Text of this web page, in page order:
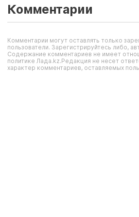
Комментарии
Комментарии могут оставлять только
пользователи. Зарегистрируйтесь либо,
Содержание комментариев не имеет
политике Лада.kz.Редакция не несет
характер комментариев, оставляемых